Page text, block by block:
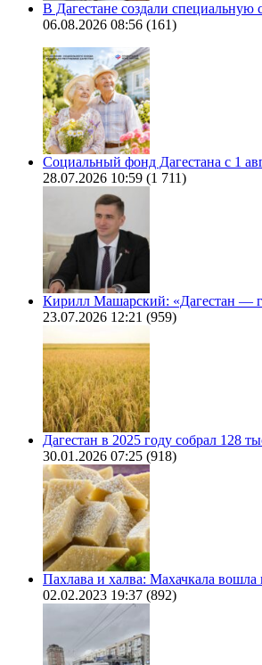
В Дагестане создали
06.08.2026 08:56 (161)
Социальный фонд Дагестана с 1
28.07.2026 10:59 (1 711)
Кирилл Машарский: «Дагестан —
23.07.2026 12:21 (959)
Дагестан в 2025 году собрал 128
30.01.2026 07:25 (918)
Пахлава и халва: Махачкала вошла
02.02.2023 19:37 (892)